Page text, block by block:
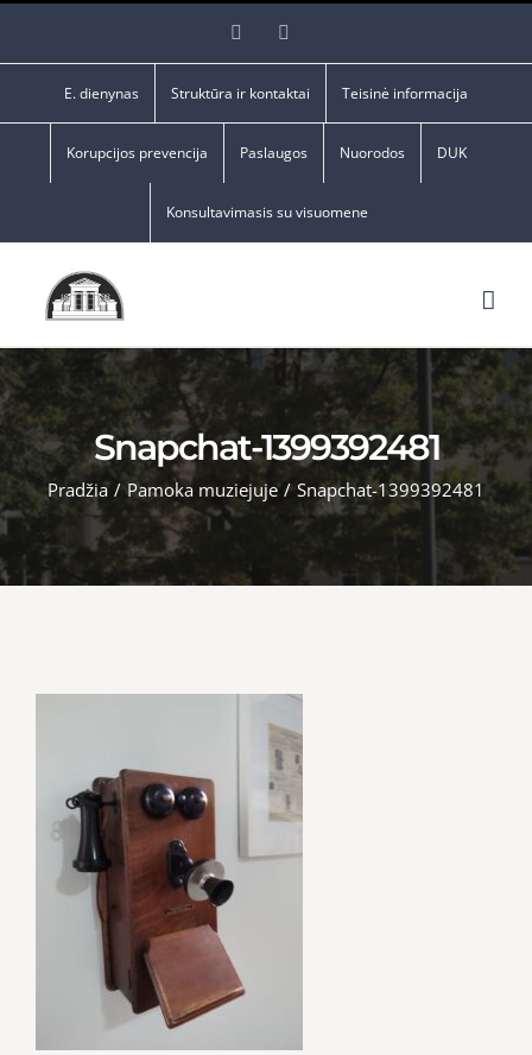
Facebook
E. dienynas Struktūra ir kontaktai Teisinė informacija
Korupcijos prevencija Paslaugos Nuorodos DUK
Konsultavimasis su visuomene
Snapchat-1399392481
Pradžia / Pamoka muziejuje / Snapchat-1399392481